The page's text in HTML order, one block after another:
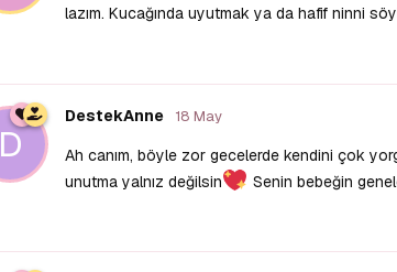
lazım. Kucağında uyutmak ya da hafif ninni
D
DestekAnne 18 May
Ah canım, böyle zor gecelerde kendini çok
unutma yalnız değilsin
Senin bebeğin